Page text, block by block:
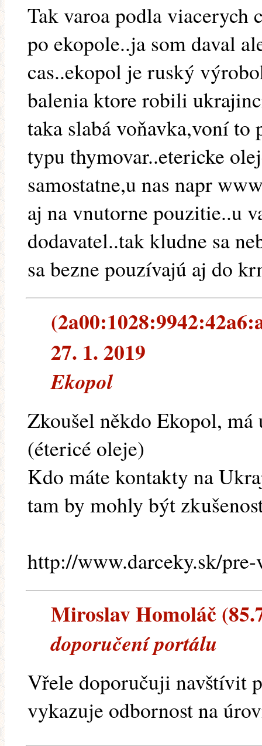
Tak varoa podla viacerych
po ekopole..ja som daval
cas..ekopol je ruský
balenia ktore robili
taka slabá voňavka,voní
typu thymovar..etericke
samostatne,u nas napr
aj na vnutorne pouzitie..u
dodavatel..tak kludne sa
sa bezne pouzívajú aj do
27. 1. 2019
Ekopol
Zkoušel někdo Ekopol,
(étericé oleje)
Kdo máte kontakty na
tam by mohly být
http://www.darceky.sk/
Miroslav Homoláč
doporučení portálu
Vřele doporučuji navštívit
vykazuje odbornost na